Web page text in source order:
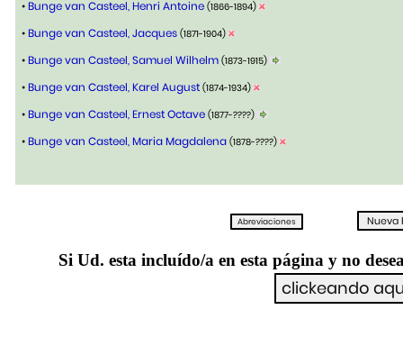
•Bunge van Casteel, Henri Antoine (1866-1894)
•Bunge van Casteel, Jacques (1871-1904)
•Bunge van Casteel, Samuel Wilhelm (1873-1915)
•Bunge van Casteel, Karel August (1874-1934)
•Bunge van Casteel, Ernest Octave (1877-????)
•Bunge van Casteel, Maria Magdalena (1878-????)
Si Ud. esta incluído/a en esta página y no